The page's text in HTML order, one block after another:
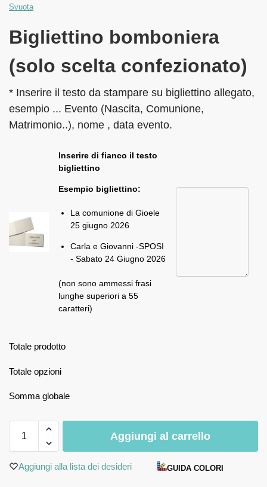
Svuota
Bigliettino bomboniera
(solo scelta confezionato)
* Inserire il testo da stampare su bigliettino allegato,
esempio ... Evento (Nascita, Comunione,
Matrimonio..), nome , data evento.
Inserire di fianco il testo
bigliettino
Esempio bigliettino:
La comunione di Gioele
25 giugno 2026
Carla e Giovanni -SPOSI
- Sabato 24 Giugno 2026
(non sono ammessi frasi
lunghe superiori a 55
caratteri)
Totale prodotto
Totale opzioni
Somma globale
Aggiungi al carrello
Aggiungi alla lista dei desideri GUIDA COLORI